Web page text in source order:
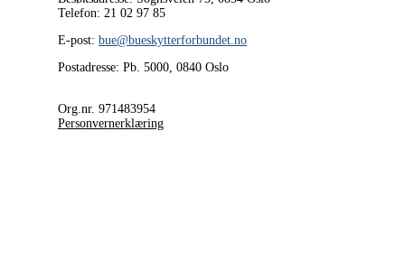
Telefon: 21 02 97 85
E-post: bue@bueskytterforbundet.no
Postadresse: Pb. 5000, 0840 Oslo
Org.nr. 971483954
Personvernerklæring